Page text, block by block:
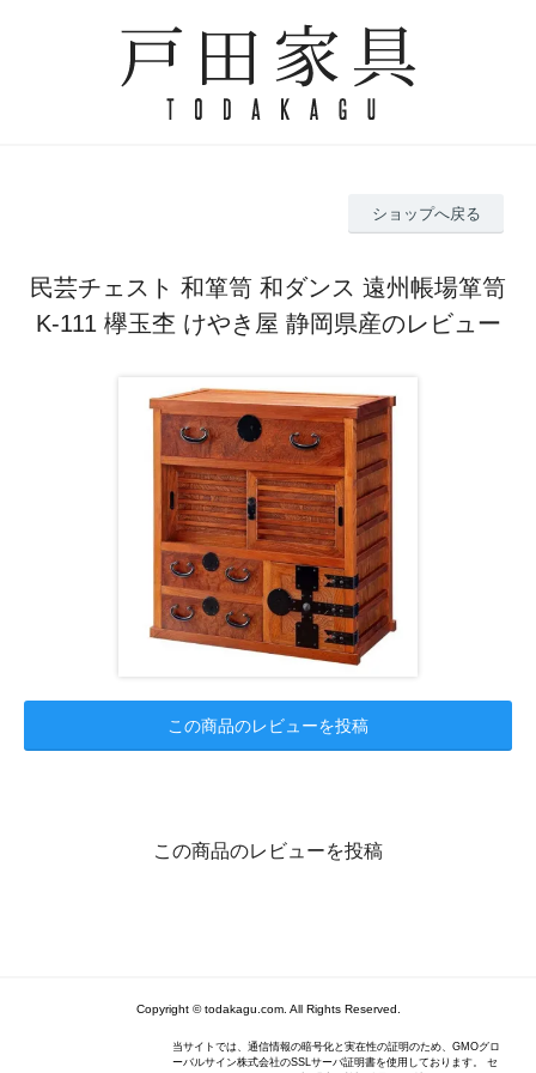
ショップへ戻る
民芸チェスト 和箪笥 和ダンス 遠州帳場箪笥
K-111 欅玉杢 けやき屋 静岡県産のレビュー
この商品のレビューを投稿
この商品のレビューを投稿
Copyright © todakagu.com. All Rights Reserved.
当サイトでは、通信情報の暗号化と実在性の証明のため、GMOグロ
ーバルサイン株式会社のSSLサーバ証明書を使用しております。 セ